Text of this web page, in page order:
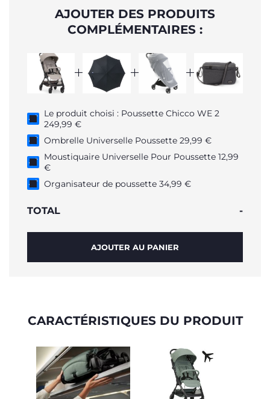
AJOUTER DES PRODUITS
COMPLÉMENTAIRES :
Le produit choisi : Poussette Chicco WE 2
249,99 €
Ombrelle Universelle Poussette 29,99 €
Moustiquaire Universelle Pour Poussette 12,99
€
Organisateur de poussette 34,99 €
TOTAL -
AJOUTER AU PANIER
CARACTÉRISTIQUES DU PRODUIT